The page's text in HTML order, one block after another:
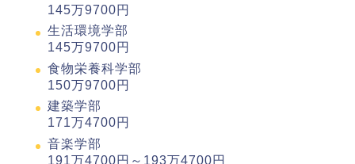
145万9700円
生活環境学部
145万9700円
食物栄養科学部
150万9700円
建築学部
171万4700円
音楽学部
191万4700円～193万4700円